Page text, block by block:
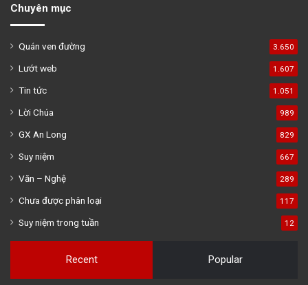
Chuyên mục
Quán ven đường 3.650
Lướt web 1.607
Tin tức 1.051
Lời Chúa 989
GX An Long 829
Suy niệm 667
Văn – Nghệ 289
Chưa được phân loại 117
Suy niệm trong tuần 12
Recent Popular